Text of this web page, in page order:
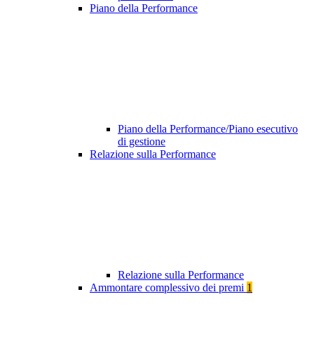
Piano della Performance
Piano della Performance/Piano esecutivo
di gestione
Relazione sulla Performance
Relazione sulla Performance
Ammontare complessivo dei premi 1